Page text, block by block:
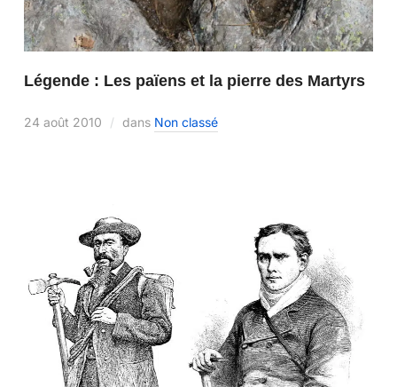
Légende : Les païens et la pierre des Martyrs
24 août 2010 dans Non classé